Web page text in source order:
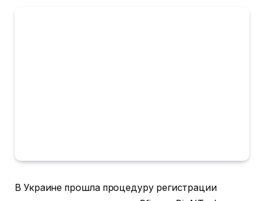
В Украине прошла процедуру регистрации